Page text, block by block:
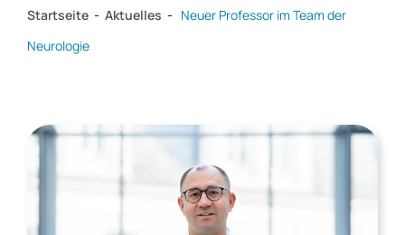
Forschung
Startseite - Aktuelles - Neuer Professor im Team der
Neurologie